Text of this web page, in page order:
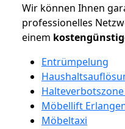
Wir können Ihnen
professionelles
einem
Entrümpelung
Möbellift
Möbeltaxi